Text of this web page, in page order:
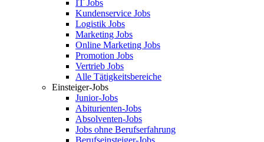
IT Jobs
Kundenservice Jobs
Logistik Jobs
Marketing Jobs
Online Marketing Jobs
Promotion Jobs
Vertrieb Jobs
Alle Tätigkeitsbereiche
Einsteiger-Jobs
Junior-Jobs
Abiturienten-Jobs
Absolventen-Jobs
Jobs ohne Berufserfahrung
Berufseinsteiger-Jobs